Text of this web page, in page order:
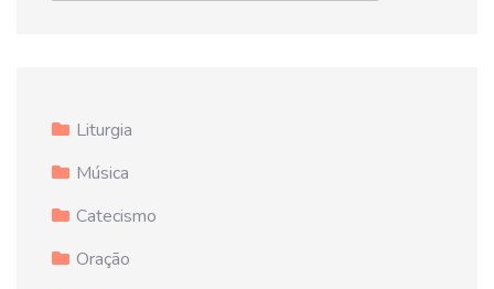
Liturgia
Música
Catecismo
Oração